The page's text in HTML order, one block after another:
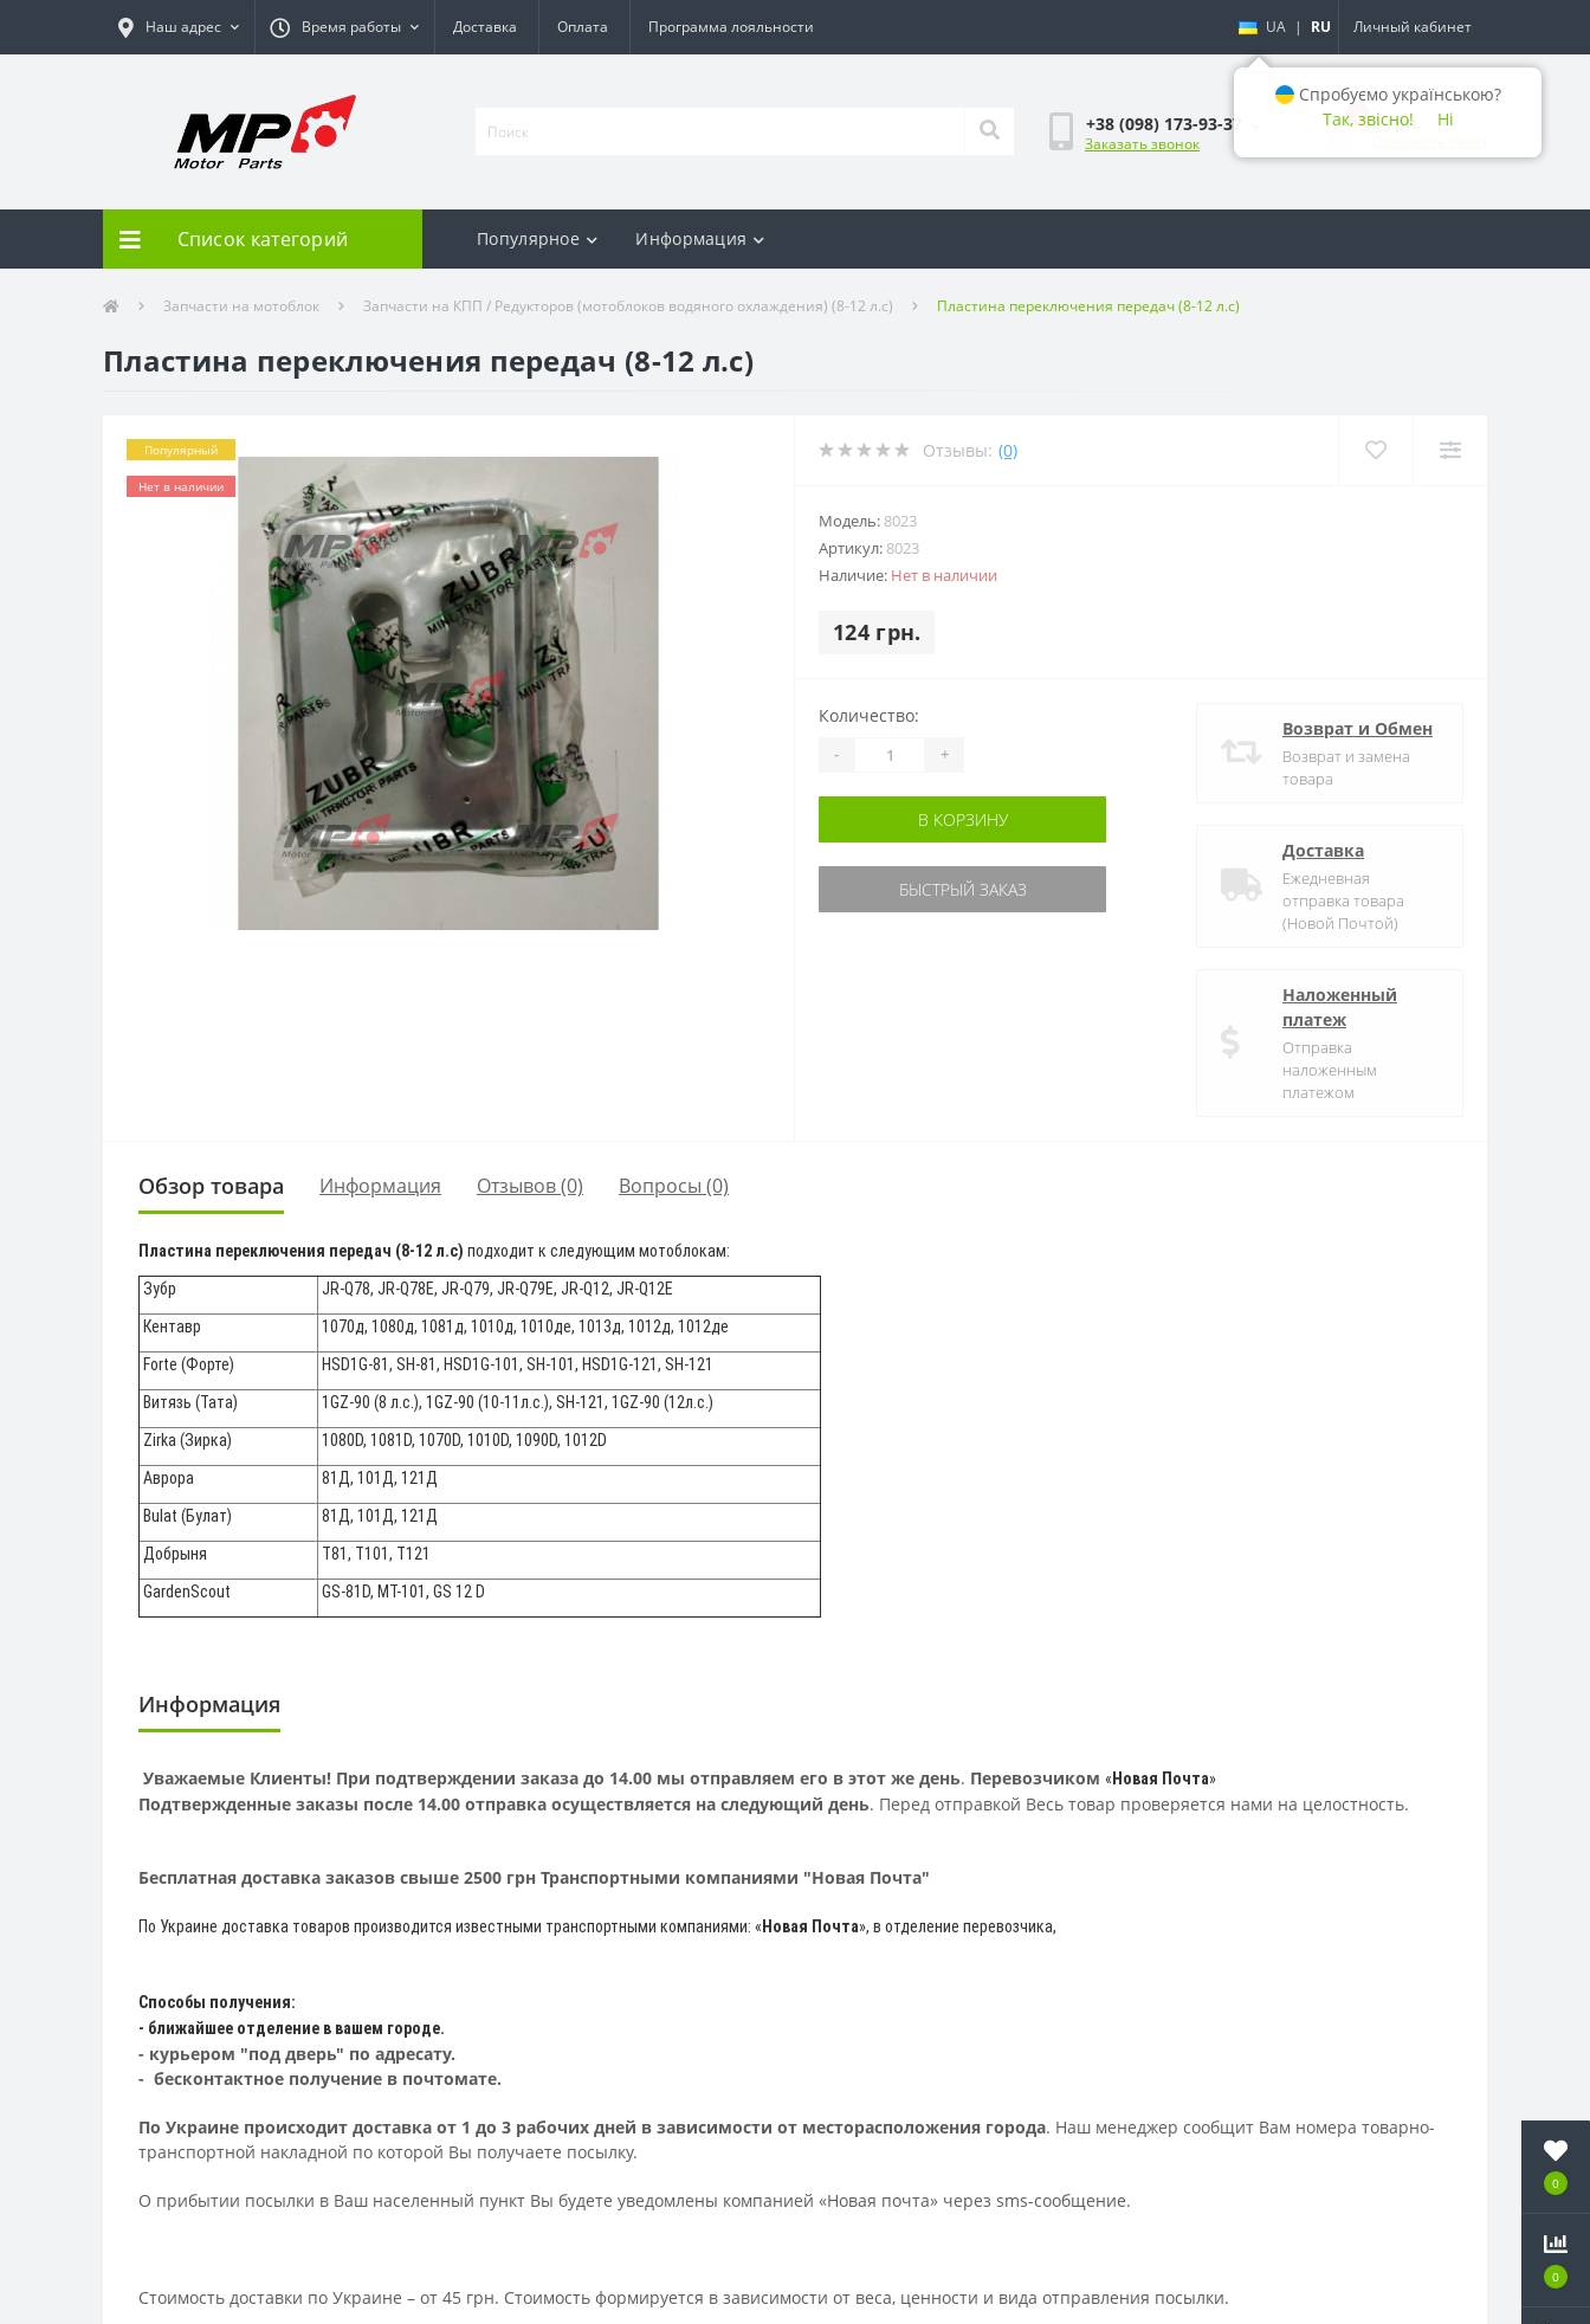
0
0
Наш адрес Время работы Доставка Оплата Программа лояльности UA | RU Личный кабинет
+38 (098) 173-93-37
Заказать звонок
0 0 грн.
Список категорий Популярное Информация
Запчасти на мотоблок Запчасти на КПП / Редукторов (мотоблоков водяного охлаждения) (8-12 л.с) Пластина переключения передач (8-12 л.с)
Пластина переключения передач (8-12 л.с)
Популярный
Нет в наличии
Отзывы: (0)
Модель: 8023
Артикул: 8023
Наличие: Нет в наличии
124 грн.
Количество:
- +
В КОРЗИНУ
БЫСТРЫЙ ЗАКАЗ
Возврат и Обмен
Возврат и замена
товара
Доставка
Ежедневная
отправка товара
(Новой Почтой)
Наложенный
платеж
Отправка
наложенным
платежом
Обзор товара Информация Отзывов (0) Вопросы (0)
Пластина переключения передач (8-12 л.с) подходит к следующим мотоблокам:
Зубр
JR-Q78, JR-Q78E, JR-Q79, JR-Q79E, JR-Q12, JR-Q12E
Кентавр
1070д, 1080д, 1081д, 1010д, 1010де, 1013д, 1012д, 1012де
Forte (Форте)
HSD1G-81, SH-81, HSD1G-101, SH-101, HSD1G-121, SH-121
Витязь (Тата)
1GZ-90 (8 л.с.), 1GZ-90 (10-11л.с.), SH-121, 1GZ-90 (12л.с.)
Zirka (Зирка)
1080D, 1081D, 1070D, 1010D, 1090D, 1012D
Аврора
81Д, 101Д, 121Д
Bulat (Булат)
81Д, 101Д, 121Д
Добрыня
T81, T101, T121
GardenScout
GS-81D, MT-101, GS 12 D
Информация
Уважаемые Клиенты! При подтверждении заказа до 14.00 мы отправляем его в этот же день. Перевозчиком « Новая Почта»
Подтвержденные заказы после 14.00 отправка осуществляется на следующий день. Перед отправкой Весь товар проверяется нами на целостность.
Бесплатная доставка заказов свыше 2500 грн Транспортными компаниями "Новая Почта"
По Украине доставка товаров производится известными транспортными компаниями: « Новая Почта», в отделение перевозчика,
Способы получения:
- ближайшее отделение в вашем городе.
- курьером "под дверь" по адресату.
- бесконтактное получение в почтомате.
По Украине происходит доставка от 1 до 3 рабочих дней в зависимости от месторасположения города. Наш менеджер сообщит Вам номера товарно-
транспортной накладной по которой Вы получаете посылку.
О прибытии посылки в Ваш населенный пункт Вы будете уведомлены компанией «Новая почта» через sms-сообщение.
Стоимость доставки по Украине – от 45 грн. Стоимость формируется в зависимости от веса, ценности и вида отправления посылки.
Спробуємо українською?
Так, звісно!
Ні